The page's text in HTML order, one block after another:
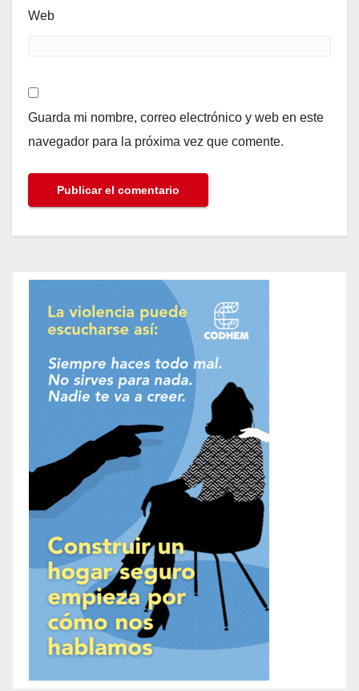
Web
Guarda mi nombre, correo electrónico y web en este
navegador para la próxima vez que comente.